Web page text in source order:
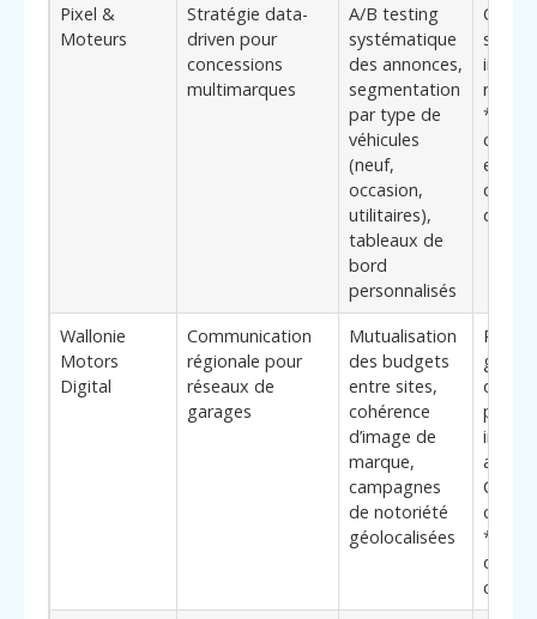
Pixel &
Moteurs
Stratégie data-
driven pour
concessions
multimarques
A/B testing
systématique
des annonces,
segmentation
par type de
véhicules
(neuf,
occasion,
utilitaires),
tableaux de
bord
personnalisés
clés**
et
Wallonie
Motors
Digital
Communication
régionale pour
réseaux de
garages
Mutualisation
des budgets
entre sites,
cohérence
d’image de
marque,
campagnes
de notoriété
géolocalisées